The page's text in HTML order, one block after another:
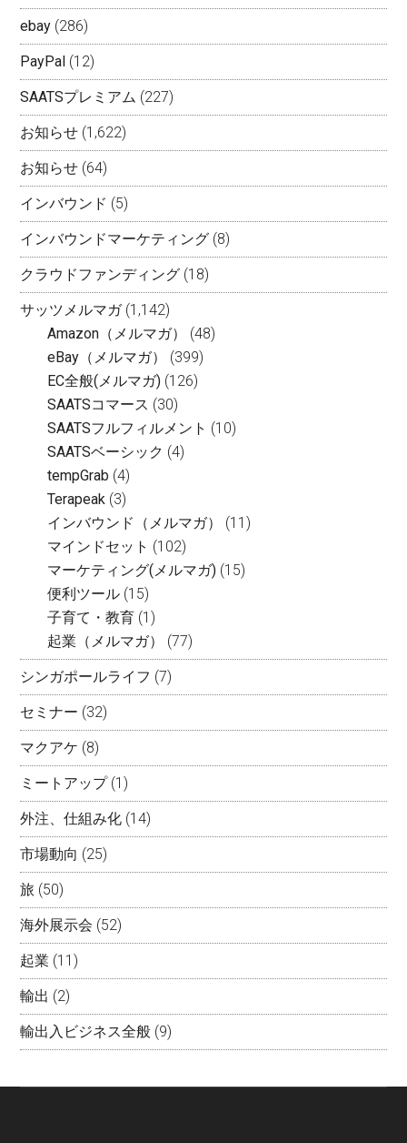
ebay (286)
PayPal (12)
SAATSプレミアム (227)
お知らせ (1,622)
お知らせ (64)
インバウンド (5)
インバウンドマーケティング (8)
クラウドファンディング (18)
サッツメルマガ(1,142)
Amazon（メルマガ）
(48)
eBay（メルマガ）
(399)
EC全般(メルマガ) (126)
SAATSコマース (30)
SAATSフルフィルメント (10)
SAATSベーシック (4)
tempGrab (4)
Terapeak (3)
インバウンド（メルマガ）
(11)
マインドセット (102)
マーケティング(メルマガ) (15)
便利ツール (15)
子育て・教育 (1)
起業（メルマガ）
(77)
シンガポールライフ (7)
セミナー (32)
マクアケ (8)
ミートアップ(1)
外注、仕組み化 (14)
市場動向 (25)
旅 (50)
海外展示会 (52)
起業 (11)
輸出 (2)
輸出入ビジネス全般 (9)